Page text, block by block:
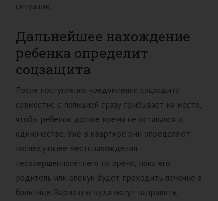
ситуации.
Дальнейшее нахождение
ребенка определит
соцзащита
После поступления уведомления соцзащита
совместно с полицией сразу прибывает на место,
чтобы ребенок долгое время не оставался в
одиночестве. Уже в квартире они определяют
последующее местонахождения
несовершеннолетнего на время, пока его
родитель или опекун будет проходить лечение в
больнице. Варианты, куда могут направить,